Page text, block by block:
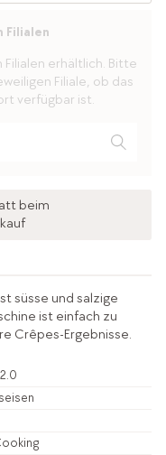
Filialen
erhältlich. Bitte
Filiale, ob das
verfügbar ist.
beim
süsse und salzige
ist einfach zu
Crêpes-Ergebnisse.